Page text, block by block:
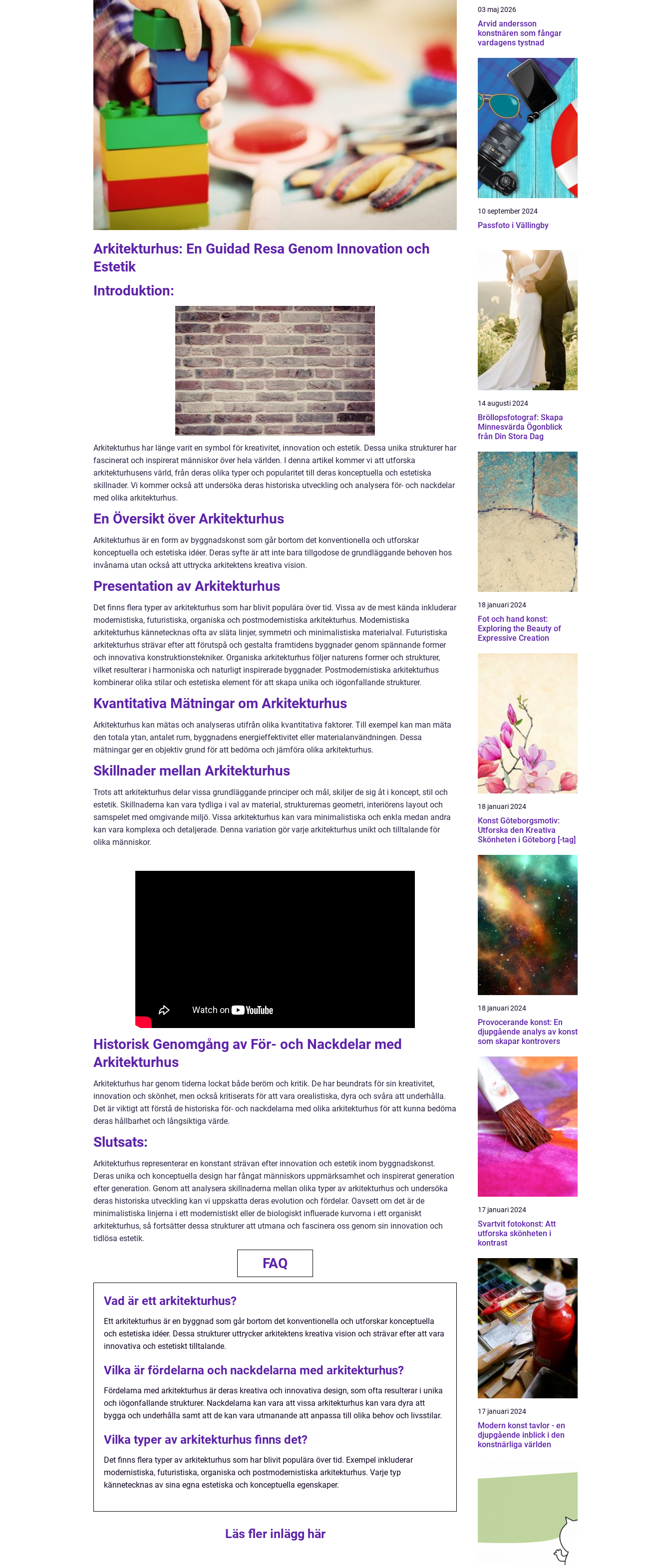
Arkitekturhus: En Guidad Resa Genom Innovation och
Estetik
Introduktion:
Arkitekturhus har länge varit en symbol för kreativitet, innovation och estetik. Dessa unika strukturer har
fascinerat och inspirerat människor över hela världen. I denna artikel kommer vi att utforska
arkitekturhusens värld, från deras olika typer och popularitet till deras konceptuella och estetiska
skillnader. Vi kommer också att undersöka deras historiska utveckling och analysera för- och nackdelar
med olika arkitekturhus.
En Översikt över Arkitekturhus
Arkitekturhus är en form av byggnadskonst som går bortom det konventionella och utforskar
konceptuella och estetiska idéer. Deras syfte är att inte bara tillgodose de grundläggande behoven hos
invånarna utan också att uttrycka arkitektens kreativa vision.
Presentation av Arkitekturhus
Det finns flera typer av arkitekturhus som har blivit populära över tid. Vissa av de mest kända inkluderar
modernistiska, futuristiska, organiska och postmodernistiska arkitekturhus. Modernistiska
arkitekturhus kännetecknas ofta av släta linjer, symmetri och minimalistiska materialval. Futuristiska
arkitekturhus strävar efter att förutspå och gestalta framtidens byggnader genom spännande former
och innovativa konstruktionstekniker. Organiska arkitekturhus följer naturens former och strukturer,
vilket resulterar i harmoniska och naturligt inspirerade byggnader. Postmodernistiska arkitekturhus
kombinerar olika stilar och estetiska element för att skapa unika och iögonfallande strukturer.
Kvantitativa Mätningar om Arkitekturhus
Arkitekturhus kan mätas och analyseras utifrån olika kvantitativa faktorer. Till exempel kan man mäta
den totala ytan, antalet rum, byggnadens energieffektivitet eller materialanvändningen. Dessa
mätningar ger en objektiv grund för att bedöma och jämföra olika arkitekturhus.
Skillnader mellan Arkitekturhus
Trots att arkitekturhus delar vissa grundläggande principer och mål, skiljer de sig åt i koncept, stil och
estetik. Skillnaderna kan vara tydliga i val av material, strukturernas geometri, interiörens layout och
samspelet med omgivande miljö. Vissa arkitekturhus kan vara minimalistiska och enkla medan andra
kan vara komplexa och detaljerade. Denna variation gör varje arkitekturhus unikt och tilltalande för
olika människor.
Historisk Genomgång av För- och Nackdelar med
Arkitekturhus
Arkitekturhus har genom tiderna lockat både beröm och kritik. De har beundrats för sin kreativitet,
innovation och skönhet, men också kritiserats för att vara orealistiska, dyra och svåra att underhålla.
Det är viktigt att förstå de historiska för- och nackdelarna med olika arkitekturhus för att kunna bedöma
deras hållbarhet och långsiktiga värde.
Slutsats:
Arkitekturhus representerar en konstant strävan efter innovation och estetik inom byggnadskonst.
Deras unika och konceptuella design har fångat människors uppmärksamhet och inspirerat generation
efter generation. Genom att analysera skillnaderna mellan olika typer av arkitekturhus och undersöka
deras historiska utveckling kan vi uppskatta deras evolution och fördelar. Oavsett om det är de
minimalistiska linjerna i ett modernistiskt eller de biologiskt influerade kurvorna i ett organiskt
arkitekturhus, så fortsätter dessa strukturer att utmana och fascinera oss genom sin innovation och
tidlösa estetik.
FAQ
Vad är ett arkitekturhus?
Ett arkitekturhus är en byggnad som går bortom det konventionella och utforskar konceptuella
och estetiska idéer. Dessa strukturer uttrycker arkitektens kreativa vision och strävar efter att vara
innovativa och estetiskt tilltalande.
Vilka är fördelarna och nackdelarna med arkitekturhus?
Fördelarna med arkitekturhus är deras kreativa och innovativa design, som ofta resulterar i unika
och iögonfallande strukturer. Nackdelarna kan vara att vissa arkitekturhus kan vara dyra att
bygga och underhålla samt att de kan vara utmanande att anpassa till olika behov och livsstilar.
Vilka typer av arkitekturhus finns det?
Det finns flera typer av arkitekturhus som har blivit populära över tid. Exempel inkluderar
modernistiska, futuristiska, organiska och postmodernistiska arkitekturhus. Varje typ
kännetecknas av sina egna estetiska och konceptuella egenskaper.
Läs fler inlägg här
03 maj 2026
Arvid andersson
konstnären som fångar
vardagens tystnad
10 september 2024
Passfoto i Vällingby
14 augusti 2024
Bröllopsfotograf: Skapa
Minnesvärda Ögonblick
från Din Stora Dag
18 januari 2024
Fot och hand konst:
Exploring the Beauty of
Expressive Creation
18 januari 2024
Konst Göteborgsmotiv:
Utforska den Kreativa
Skönheten i Göteborg [-tag]
18 januari 2024
Provocerande konst: En
djupgående analys av konst
som skapar kontrovers
17 januari 2024
Svartvit fotokonst: Att
utforska skönheten i
kontrast
17 januari 2024
Modern konst tavlor - en
djupgående inblick i den
konstnärliga världen